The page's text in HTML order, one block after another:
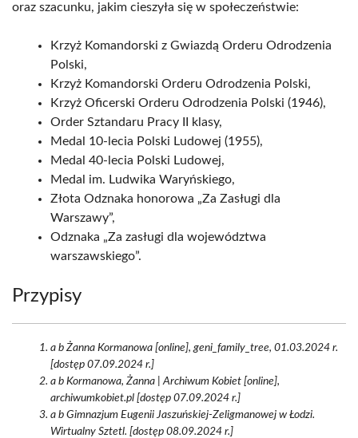
oraz szacunku, jakim cieszyła się w społeczeństwie:
Krzyż Komandorski z Gwiazdą Orderu Odrodzenia
Polski,
Krzyż Komandorski Orderu Odrodzenia Polski,
Krzyż Oficerski Orderu Odrodzenia Polski (1946),
Order Sztandaru Pracy II klasy,
Medal 10-lecia Polski Ludowej (1955),
Medal 40-lecia Polski Ludowej,
Medal im. Ludwika Waryńskiego,
Złota Odznaka honorowa „Za Zasługi dla
Warszawy”,
Odznaka „Za zasługi dla województwa
warszawskiego”.
Przypisy
a b Żanna Kormanowa [online], geni_family_tree, 01.03.2024 r.
[dostęp 07.09.2024 r.]
a b Kormanowa, Żanna | Archiwum Kobiet [online],
archiwumkobiet.pl [dostęp 07.09.2024 r.]
a b Gimnazjum Eugenii Jaszuńskiej-Zeligmanowej w Łodzi.
Wirtualny Sztetl. [dostęp 08.09.2024 r.]